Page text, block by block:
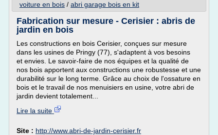
voiture en bois / abri garage bois en kit
Fabrication sur mesure - Cerisier : abris de
jardin en bois
Les constructions en bois Cerisier, conçues sur mesure
dans les usines de Pringy (77), s'adaptent à vos besoins
et envies. Le savoir-faire de nos équipes et la qualité de
nos bois apportent aux constructions une robustesse et une
durabilité sur le long terme. Grâce au choix de l'ossature en
bois et le travail de nos menuisiers en usine, votre abri de
jardin devient totalement...
Lire la suite
Site : http://www.abri-de-jardin-cerisier.fr